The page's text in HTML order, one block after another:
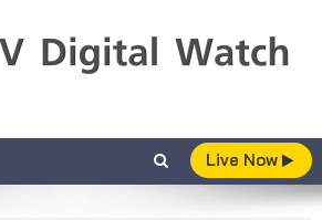
Live Now